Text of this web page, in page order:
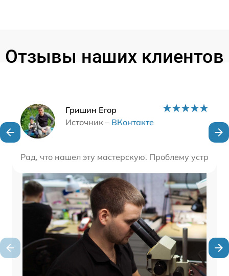
Отзывы наших клиентов
Гришин Егор
Источник – ВКонтакте
Рад, что нашел эту мастерскую. Проблему
Наши мастера